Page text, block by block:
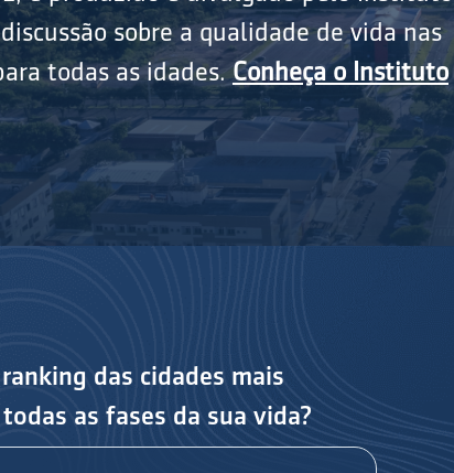
sobre a qualidade de vida nas
todas as idades.Conheça o Instituto
das cidades mais
as fases da sua vida?